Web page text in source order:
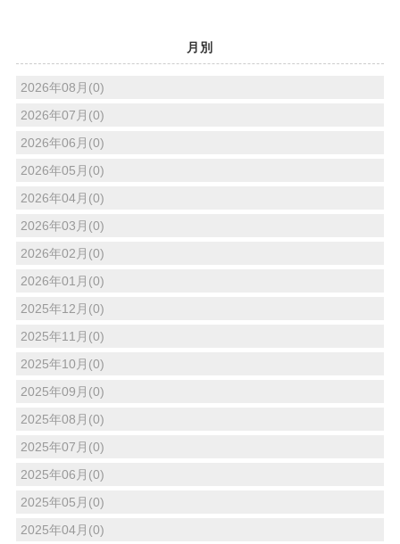
月別
2026年08月(0)
2026年07月(0)
2026年06月(0)
2026年05月(0)
2026年04月(0)
2026年03月(0)
2026年02月(0)
2026年01月(0)
2025年12月(0)
2025年11月(0)
2025年10月(0)
2025年09月(0)
2025年08月(0)
2025年07月(0)
2025年06月(0)
2025年05月(0)
2025年04月(0)